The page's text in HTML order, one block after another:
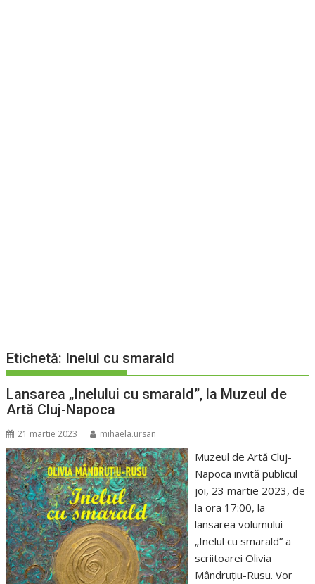
Etichetă: Inelul cu smarald
Lansarea „Inelului cu smarald”, la Muzeul de
Artă Cluj-Napoca
21 martie 2023 mihaela.ursan
Muzeul de Artă Cluj-
Napoca invită publicul
joi, 23 martie 2023, de
la ora 17:00, la
lansarea volumului
„Inelul cu smarald” a
scriitoarei Olivia
Mândruțiu-Rusu. Vor